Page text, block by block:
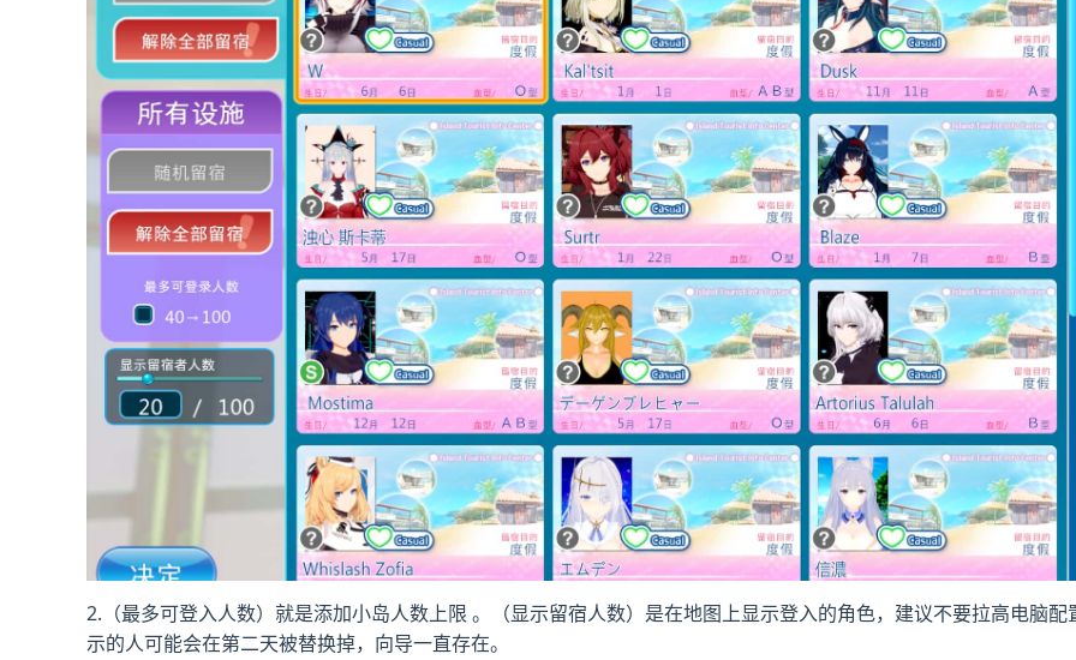
2.（最多可登入人数）就是添加小岛人数上限 。（显示留宿人数）是在地图上显示登入的角色，建议不要拉高电脑
示的人可能会在第二天被替换掉，向导一直存在。